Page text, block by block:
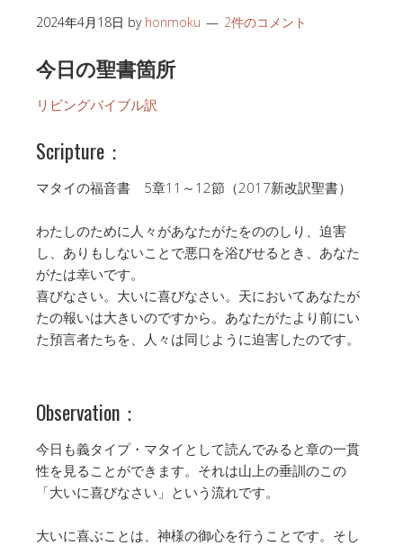
2024年4月18日 by honmoku 2件のコメント
今日の聖書箇所
リビングバイブル訳
Scripture：
マタイの福音書 5章11～12節（2017新改訳聖書）
わたしのために人々があなたがたをののしり、迫害
し、ありもしないことで悪口を浴びせるとき、あなた
がたは幸いです。
喜びなさい。大いに喜びなさい。天においてあなたが
たの報いは大きいのですから。あなたがたより前にい
た預言者たちを、人々は同じように迫害したのです。
Observation：
今日も義タイプ・マタイとして読んでみると章の一貫
性を見ることができます。それは山上の垂訓のこの
「大いに喜びなさい」という流れです。
大いに喜ぶことは、神様の御心を行うことです。そし